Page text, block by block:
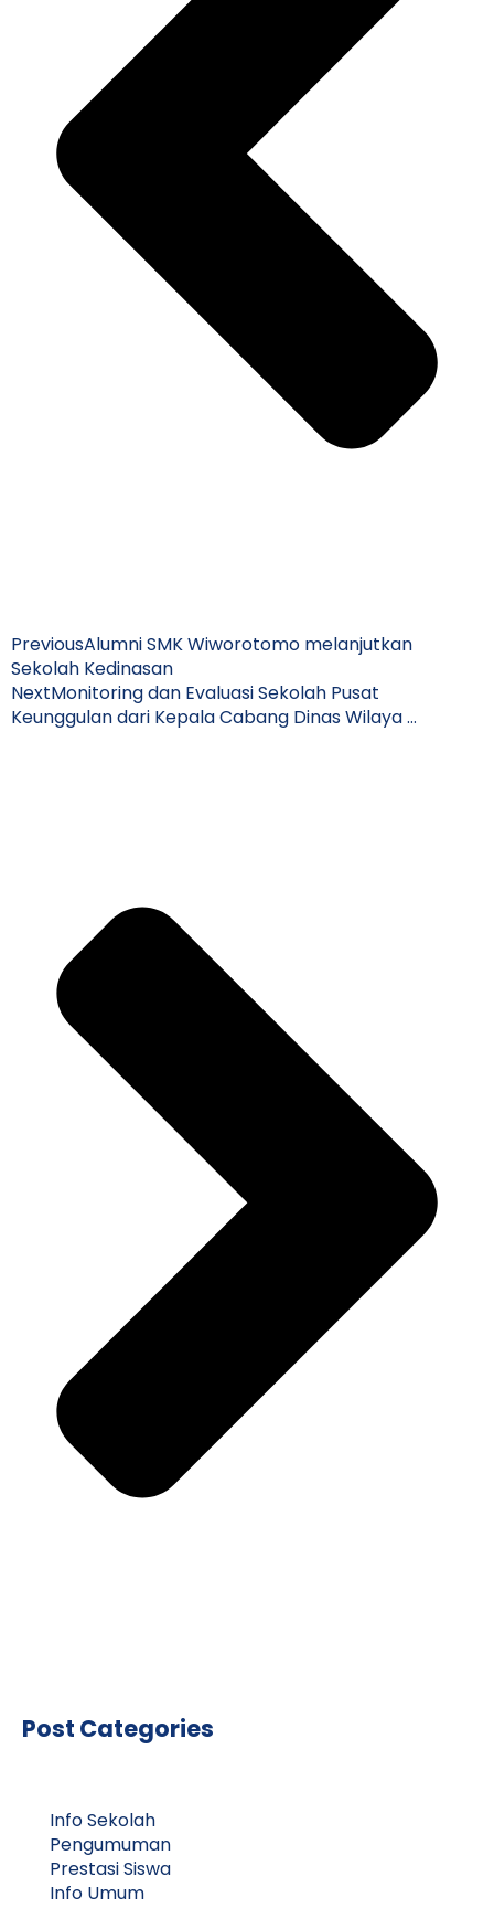
PreviousAlumni SMK Wiworotomo melanjutkan
Sekolah Kedinasan
NextMonitoring dan Evaluasi Sekolah Pusat
Keunggulan dari Kepala Cabang Dinas Wilaya …
Post Categories
Info Sekolah
Pengumuman
Prestasi Siswa
Info Umum